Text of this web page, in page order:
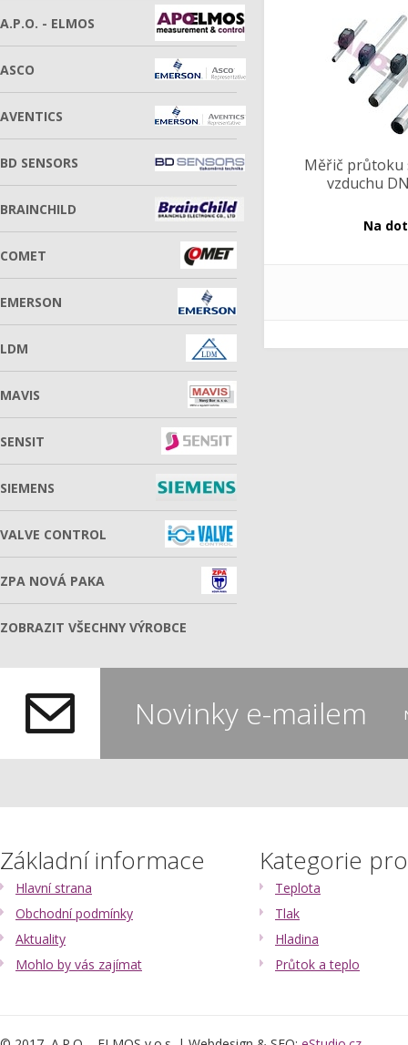
Měřič průtoku
vzduchu
Na
A.P.O. - ELMOS
ASCO
AVENTICS
BD SENSORS
BRAINCHILD
COMET
EMERSON
LDM
MAVIS
SENSIT
SIEMENS
VALVE CONTROL
ZPA NOVÁ PAKA
ZOBRAZIT VŠECHNY VÝROBCE
Novinky e-mailem
Základní informace
Hlavní strana
Obchodní podmínky
Aktuality
Mohlo by vás zajímat
Kategorie
Teplota
Tlak
Hladina
Průtok a teplo